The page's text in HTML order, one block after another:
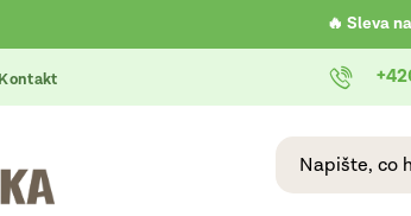
🔥 Sleva
Kontakt